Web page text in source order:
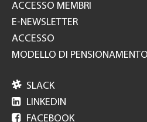
ACCESSO MEMBRI
E-NEWSLETTER
ACCESSO
 SLACK
 LINKEDIN
 FACEBOOK